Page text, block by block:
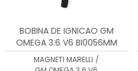
BOBINA DE IGNICAO GM
OMEGA 3.6 V6 BI0056MM
MAGNETI MARELLI /